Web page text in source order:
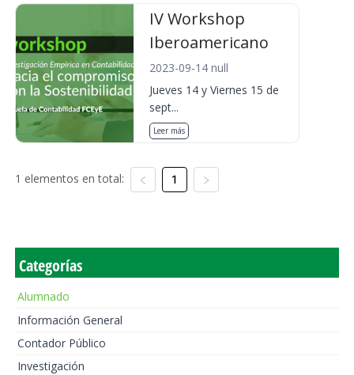
IV Workshop
Iberoamericano
2023-09-14 null
Jueves 14 y Viernes 15 de
sept...
Leer más
1 elementos en total: 1
Categorías
Alumnado
Información General
Contador Público
Investigación